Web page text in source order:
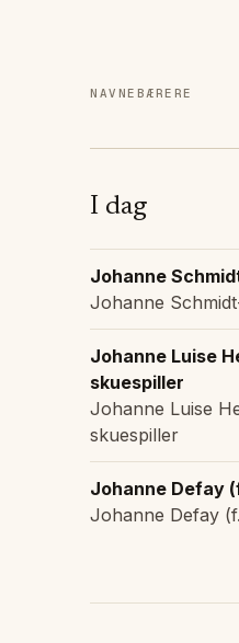
NAVNEBÆRERE
I dag
Johanne
Johanne
Johanne Luise
skuespiller
Johanne Luise
skuespiller
Johanne Defay
Johanne Defay